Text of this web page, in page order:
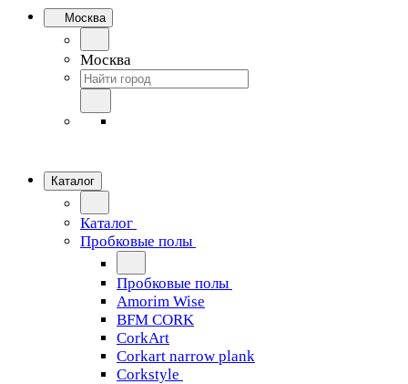
Москва
Москва
Каталог
Каталог
Пробковые полы
Пробковые полы
Amorim Wise
BFM CORK
CorkArt
Corkart narrow plank
Corkstyle